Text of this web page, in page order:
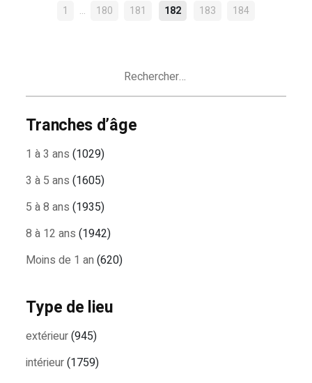
NAVIGATION
1 … 180 181 182 183 184
Tranches d’âge
1 à 3 ans (1029)
3 à 5 ans (1605)
5 à 8 ans (1935)
8 à 12 ans (1942)
Moins de 1 an (620)
Type de lieu
extérieur(945)
intérieur(1759)